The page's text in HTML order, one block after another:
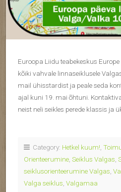
Euroopa Liidu teabekeskus
kõiki vahvale linnaseiklusele
mail ühisstardist ja peale seda
ajal kuni 19. mai õhtuni.
neist neli seikles perede klassis ja
Category: Hetkel kuum!
Orienteerumine Seiklus Valgas
seiklusorienteerumine Valgas
Valga seiklus Valgamaa